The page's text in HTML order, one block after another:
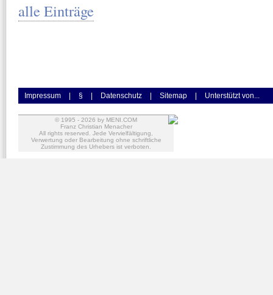
alle Einträge
Impressum § Datenschutz Sitemap Unterstützt von...
© 1995 - 2026 by MENI.COM
Franz Christian Menacher
All rights reserved. Jede Vervielfältigung,
Verwertung oder Bearbeitung ohne schriftliche
Zustimmung des Urhebers ist verboten.